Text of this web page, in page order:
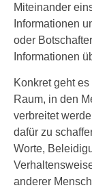
Miteinander
Informationen
oder
Informationen
Konkret geht
Raum, in den
verbreitet
dafür zu
Worte,
anderer